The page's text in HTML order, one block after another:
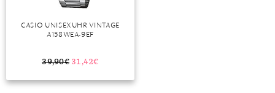
CASIO UNISEXUHR VINTAGE
A158WEA-9EF
39,90€ 31,42€